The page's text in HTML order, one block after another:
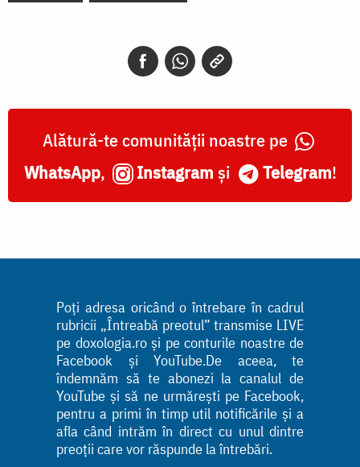
Alătură-te comunității noastre pe
WhatsApp, Instagram și Telegram!
Poți adresa oricând o întrebare în cadrul
rubricii „Întreabă preotul” transmise LIVE
pe doxologia.ro și pe conturile noastre de
Facebook și YouTube.De aceea, te
îndemnăm să te abonezi la canalul de
YouTube și să ne urmărești pe Facebook,
pentru a primi în timp util notificările și a
afla când intrăm în direct cu unul dintre
preoții care vor răspunde la întrebări.